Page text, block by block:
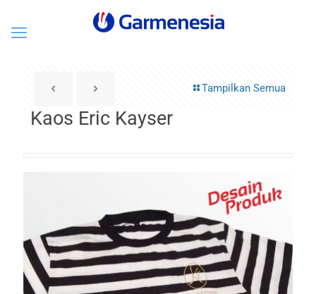
Tampilkan Semua
Kaos Eric Kayser